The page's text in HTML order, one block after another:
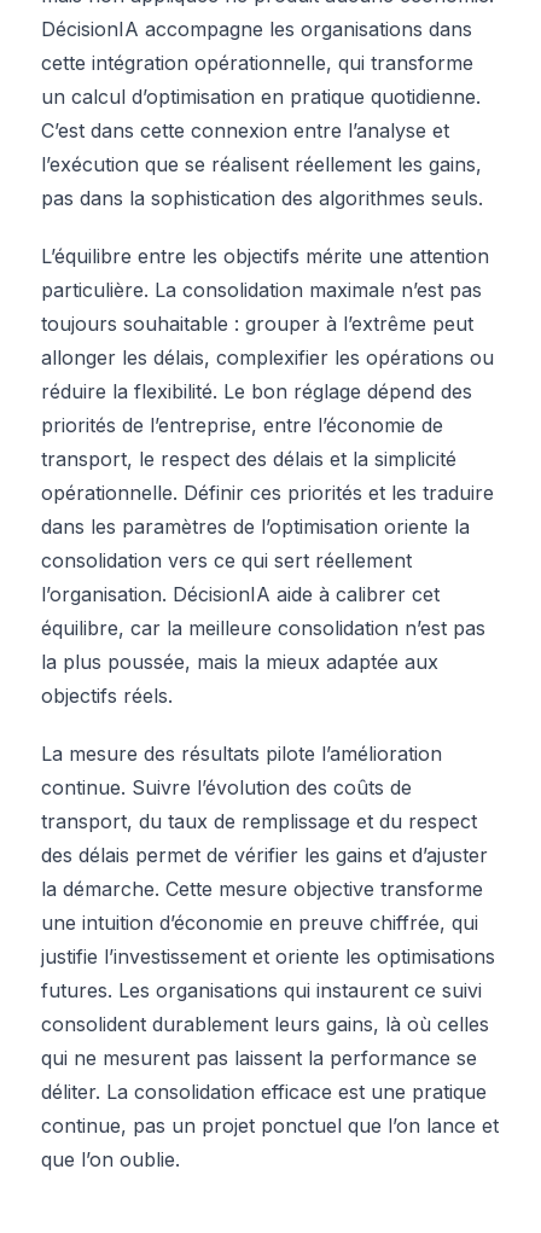
DécisionIA accompagne les organisations dans
cette intégration opérationnelle, qui transforme
un calcul d’optimisation en pratique quotidienne.
C’est dans cette connexion entre l’analyse et
l’exécution que se réalisent réellement les gains,
pas dans la sophistication des algorithmes seuls.
L’équilibre entre les objectifs mérite une attention
particulière. La consolidation maximale n’est pas
toujours souhaitable : grouper à l’extrême peut
allonger les délais, complexifier les opérations ou
réduire la flexibilité. Le bon réglage dépend des
priorités de l’entreprise, entre l’économie de
transport, le respect des délais et la simplicité
opérationnelle. Définir ces priorités et les traduire
dans les paramètres de l’optimisation oriente la
consolidation vers ce qui sert réellement
l’organisation. DécisionIA aide à calibrer cet
équilibre, car la meilleure consolidation n’est pas
la plus poussée, mais la mieux adaptée aux
objectifs réels.
La mesure des résultats pilote l’amélioration
continue. Suivre l’évolution des coûts de
transport, du taux de remplissage et du respect
des délais permet de vérifier les gains et d’ajuster
la démarche. Cette mesure objective transforme
une intuition d’économie en preuve chiffrée, qui
justifie l’investissement et oriente les optimisations
futures. Les organisations qui instaurent ce suivi
consolident durablement leurs gains, là où celles
qui ne mesurent pas laissent la performance se
déliter. La consolidation efficace est une pratique
continue, pas un projet ponctuel que l’on lance et
que l’on oublie.